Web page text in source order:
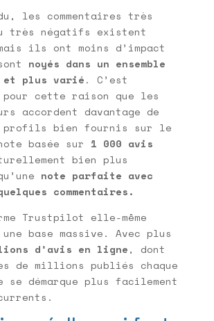
les commentaires très
très négatifs existent
ils ont moins d’impact
noyés dans un ensemble
et plus varié. C’est
cette raison que les
accordent davantage de
profils bien fournis sur le
basée sur 1 000 avis
bien plus
note parfaite avec
commentaires.
Trustpilot elle-même
base massive. Avec plus
d’avis en ligne, dont
de millions publiés chaque
se démarque plus facilement